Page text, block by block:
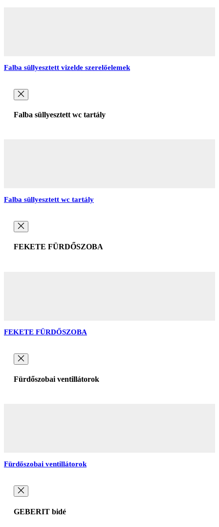
Falba süllyesztett vizelde szerelőelemek
Falba süllyesztett wc tartály
Falba süllyesztett wc tartály
FEKETE FÜRDŐSZOBA
FEKETE FÜRDŐSZOBA
Fürdőszobai ventillátorok
Fürdőszobai ventillátorok
GEBERIT bidé